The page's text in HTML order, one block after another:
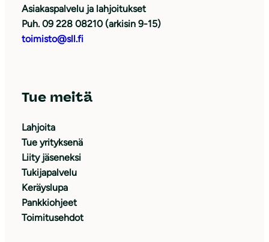
Asiakaspalvelu ja lahjoitukset
Puh. 09 228 08210 (arkisin 9-15)
toimisto@sll.fi
Tue meitä
Lahjoita
Tue yrityksenä
Liity jäseneksi
Tukijapalvelu
Keräyslupa
Pankkiohjeet
Toimitusehdot